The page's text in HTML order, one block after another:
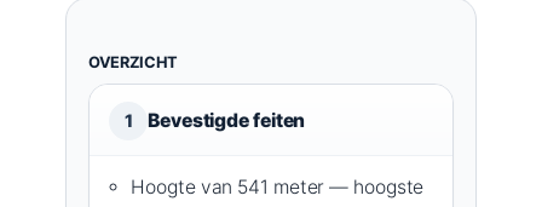
OVERZICHT
1 Bevestigde feiten
Hoogte van 541 meter — hoogste